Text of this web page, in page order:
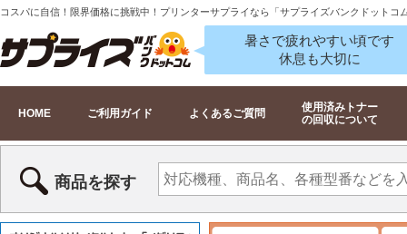
コスパに自信！限界価格に挑戦中！プリンターサプライなら「サプライズバンクドットコ
暑さで疲れやすい頃です
休息も大切に
HOME ご利用ガイド よくあるご質問
使用済みトナー
の回収について
商品を探す